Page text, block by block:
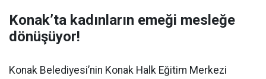
Konak’ta kadınların emeği mesleğe
dönüşüyor!
Konak Belediyesi’nin Konak Halk Eğitim Merkezi